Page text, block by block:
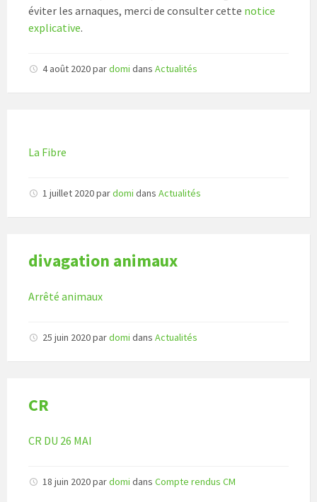
éviter les arnaques, merci de consulter cette notice
explicative.
4 août 2020pardomi dans Actualités
La Fibre
1 juillet 2020pardomi dans Actualités
divagation animaux
Arrêté animaux
25 juin 2020pardomi dans Actualités
CR
CR DU 26 MAI
18 juin 2020pardomi dans Compte rendus CM